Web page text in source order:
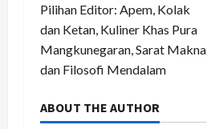
Pilihan Editor: Apem, Kolak
dan Ketan, Kuliner Khas Pura
Mangkunegaran, Sarat Makna
dan Filosofi Mendalam
ABOUT THE AUTHOR